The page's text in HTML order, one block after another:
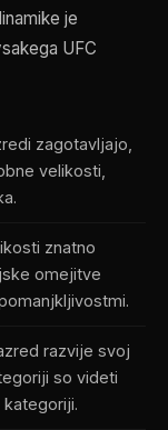
je
UFC
zagotavljajo,
velikosti,
znatno
omejitve
razvije svoj
so videti